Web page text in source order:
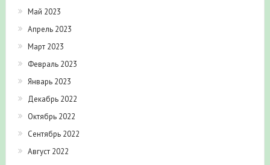
Май 2023
Апрель 2023
Март 2023
Февраль 2023
Январь 2023
Декабрь 2022
Октябрь 2022
Сентябрь 2022
Август 2022